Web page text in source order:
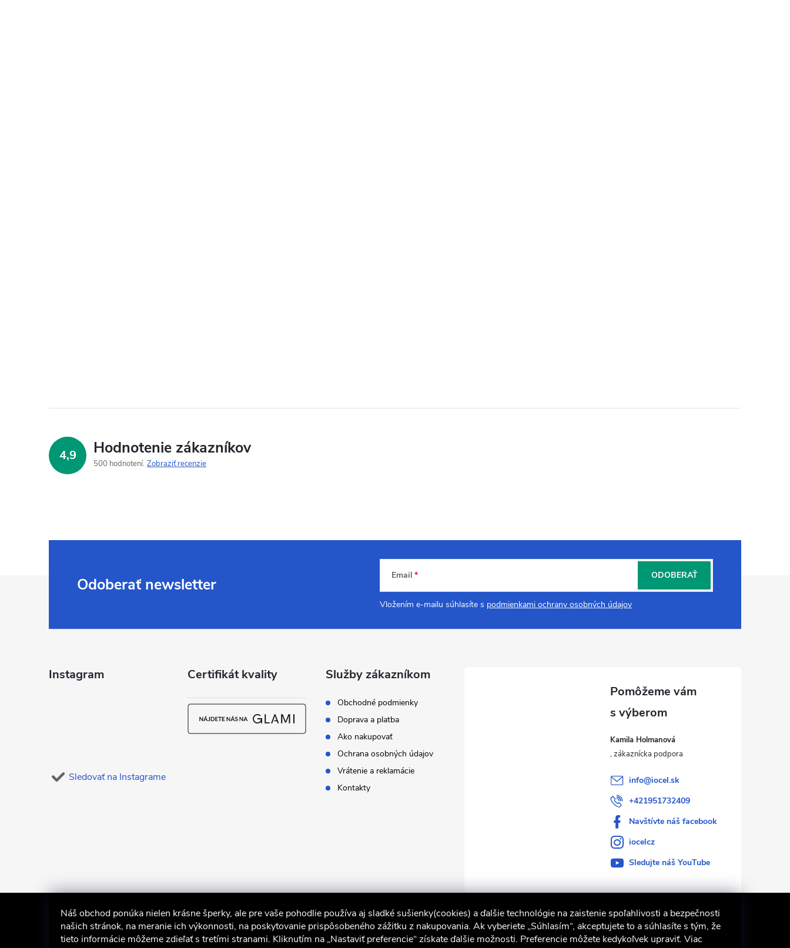
Náš obchod ponúka nielen krásne šperky, ale pre vaše pohodlie používa aj sladké sušienky(cookies) a ďalšie technológie na zaistenie spoľahlivosti a bezpečnosti
našich stránok, na meranie ich výkonnosti, na poskytovanie prispôsobeného zážitku z nakupovania. Ak vyberiete „Súhlasím“, akceptujete to a súhlasíte s tým, že
tieto informácie môžeme zdieľať s tretími stranami. Kliknutím na „Nastaviť preferencie“ získate ďalšie možnosti. Preferencie môžete kedykoľvek upraviť. Viac
4,9 Hodnotenie zákazníkov
500 hodnotení Zobraziť recenzie
Odoberať newsletter Email
Vložením e-mailu súhlasíte s podmienkami ochrany osobných údajov
ODOBERAŤ
Instagram
Sledovať na Instagrame
Certifikát kvality Služby zákazníkom
Obchodné podmienky
Doprava a platba
Ako nakupovať
Ochrana osobných údajov
Vrátenie a reklamácie
Kontakty
Kamila Holmanová
info@iocel.sk
+421951732409
Navštívte náš facebook
iocelcz
Sledujte náš YouTube